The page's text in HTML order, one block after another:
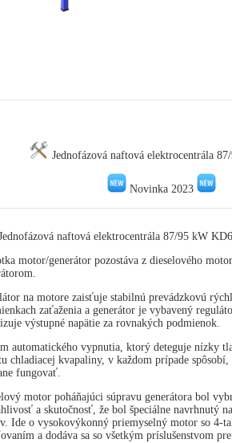
Jednofázová naftová elektrocentrála
Novinka 2023
naftová elektrocentrála 87/95 kW
motor/generátor pozostáva z dieselového
na motore zaisťuje stabilnú prevádzkovú
zaťaženia a generátor je vybavený
výstupné napätie za rovnakých podmienok.
automatického vypnutia, ktorý deteguje nízky
chladiacej kvapaliny, v každom prípade spôsobí,
fungovať.
motor poháňajúci súpravu generátora bol
a skutočnosť, že bol špeciálne navrhnutý
Ide o vysokovýkonný priemyselný motor so 4-
a dodáva sa so všetkým príslušenstvom